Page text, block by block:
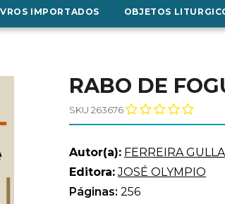
IMPORTADOS OBJETOS
RABO DE
SKU 263676
Autor(a): FERREIRA
Editora: JOSÉ OLYMPIO
Páginas: 256